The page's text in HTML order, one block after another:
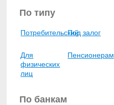
По типу
ПотребительскийПод залог
Для
физических
лиц
Пенсионерам
По банкам